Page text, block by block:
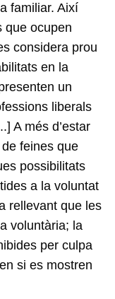
familiar. Així
que ocupen
considera prou
en la
un
liberals
A més d’estar
feines que
possibilitats
a la voluntat
rellevant que les
voluntària; la
per culpa
si es mostren